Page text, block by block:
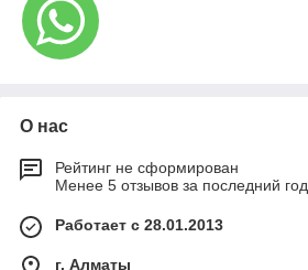
О нас
Рейтинг не сформирован
Менее 5 отзывов за последний год
Работает с 28.01.2013
г. Алматы